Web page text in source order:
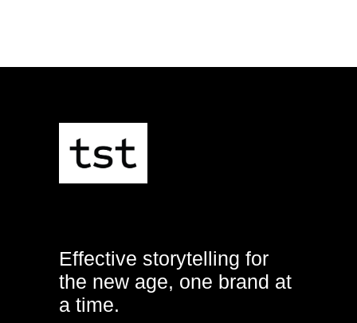
Effective storytelling for
the new age, one brand at
a time.